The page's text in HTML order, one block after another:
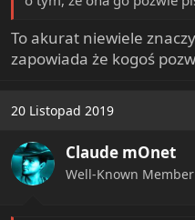
To akurat niewiele
zapowiada że kogoś
20 Listopad 2019
Claude mOnet
Well-Known Member